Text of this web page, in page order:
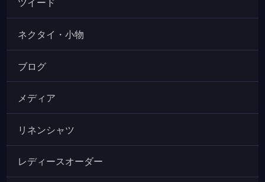
ネクタイ・小物
ブログ
メディア
リネンシャツ
レディースオーダー